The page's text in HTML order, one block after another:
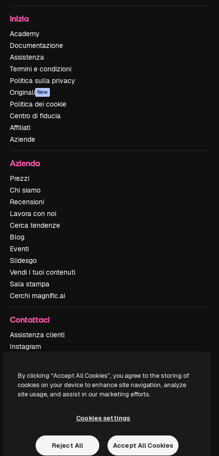
Inizia
Academy
Documentazione
Assistenza
Termini e condizioni
Politica sulla privacy
Originali New
Politica dei cookie
Centro di fiducia
Affiliati
Aziende
Azienda
Prezzi
Chi siamo
Recensioni
Lavora con noi
Cerca tendenze
Blog
Eventi
Slidesgo
Vendi i tuoi contenuti
Sala stampa
Cerchi magnific.ai
Contattaci
Assistenza clienti
Instagram
TikTok
Discord
Copyright © 2010- Freepik Company S.L.U. Tutti i diritti riservati
By clicking “Accept All Cookies”, you agree to the storing of
cookies on your device to enhance site navigation, analyze
site usage, and assist in our marketing efforts.
Cookies settings
Reject All Accept All Cookies